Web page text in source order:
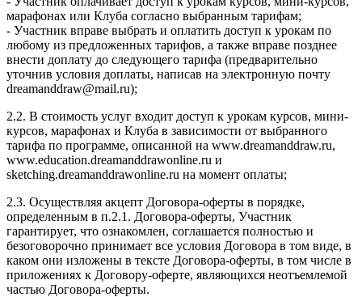
марафонах или Клуба согласно выбранным тарифам;
- Участник вправе выбрать и оплатить доступ к урокам по
любому из предложенных тарифов, а также вправе позднее
внести доплату до следующего тарифа (предварительно
уточнив условия доплаты, написав на электронную почту
dreamanddraw@mail.ru);
2.2. В стоимость услуг входит доступ к урокам курсов, мини-
курсов, марафонах и Клуба в зависимости от выбранного
тарифа по программе, описанной на www.dreamanddraw.ru,
www.education.dreamanddrawonline.ru и
sketching.dreamanddrawonline.ru на момент оплаты;
2.3. Осуществляя акцепт Договора-оферты в порядке,
определенным в п.2.1. Договора-оферты, Участник
гарантирует, что ознакомлен, соглашается полностью и
безоговорочно принимает все условия Договора в том виде, в
каком они изложены в тексте Договора-оферты, в том числе в
приложениях к Договору-оферте, являющихся неотъемлемой
частью Договора-оферты.